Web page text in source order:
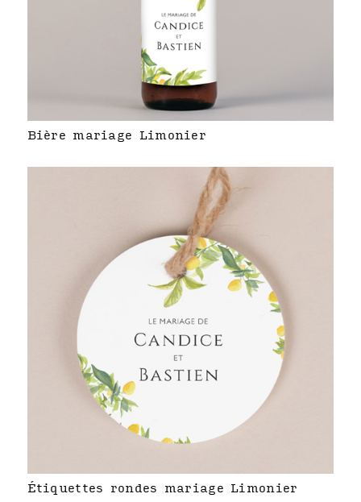
Bière mariage Limonier
Étiquettes rondes mariage Limonier